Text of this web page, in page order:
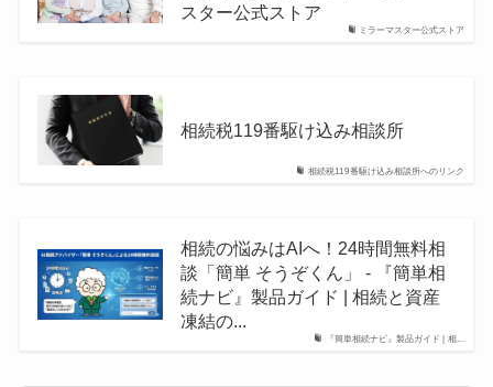
ミラーマスター公式ストア
スター公式ストア
相続税119番駆け込み相談所へのリンク
相続税119番駆け込み相談所
『簡単相続ナビ』製品ガイド | 相...
相続の悩みはAIへ！24時間無料相
談「簡単 そうぞくん」 - 『簡単相
続ナビ』製品ガイド | 相続と資産
凍結の...